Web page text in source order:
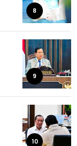
8
9
10